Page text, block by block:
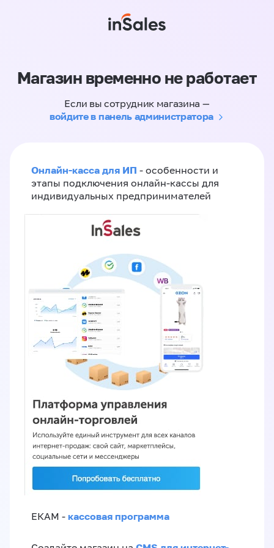
Магазин временно не работает
Если вы сотрудник магазина —
войдите в панель администратора
Онлайн-касса для ИП - особенности и
этапы подключения онлайн-кассы для
индивидуальных предпринимателей
ЕКАМ - кассовая программа